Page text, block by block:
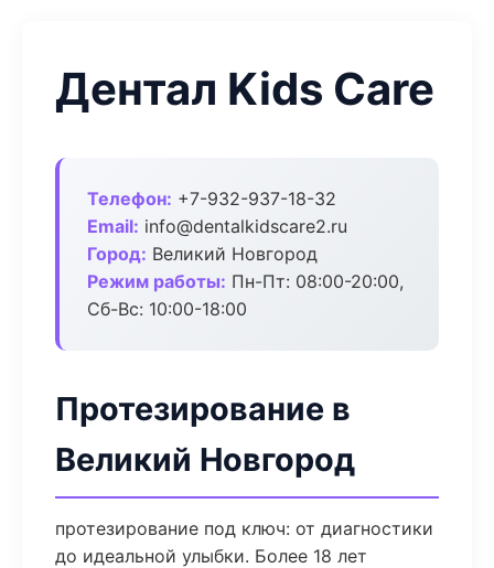
Дентал Kids Care
Телефон: +7-932-937-18-32
Email: info@dentalkidscare2.ru
Город: Великий Новгород
Режим работы: Пн-Пт: 08:00-20:00,
Сб-Вс: 10:00-18:00
Протезирование в
Великий Новгород
протезирование под ключ: от диагностики
до идеальной улыбки. Более 18 лет